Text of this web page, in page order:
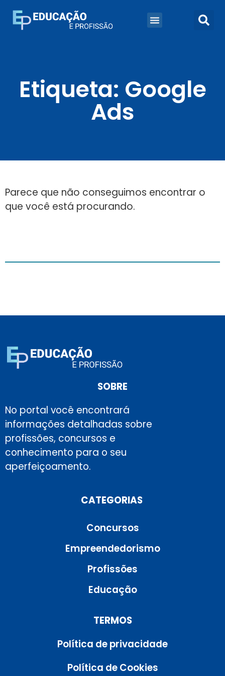
Etiqueta: Google
Ads
Parece que não conseguimos encontrar o
que você está procurando.
SOBRE
No portal você encontrará
informações detalhadas sobre
profissões, concursos e
conhecimento para o seu
aperfeiçoamento.
CATEGORIAS
Concursos
Empreendedorismo
Profissões
Educação
TERMOS
Política de privacidade
Política de Cookies